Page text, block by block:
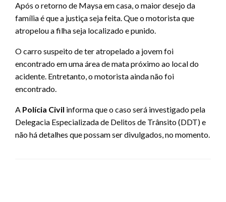
Após o retorno de Maysa em casa, o maior desejo da
família é que a justiça seja feita. Que o motorista que
atropelou a filha seja localizado e punido.
O carro suspeito de ter atropelado a jovem foi
encontrado em uma área de mata próximo ao local do
acidente. Entretanto, o motorista ainda não foi
encontrado.
A Polícia Civil informa que o caso será investigado pela
Delegacia Especializada de Delitos de Trânsito (DDT) e
não há detalhes que possam ser divulgados, no momento.